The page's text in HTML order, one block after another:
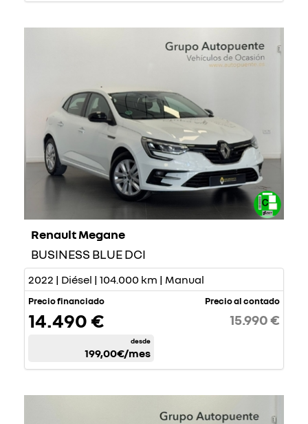
Renault Megane
BUSINESS BLUE DCI
2022 | Diésel | 104.000 km | Manual
Precio financiado
14.490 €
desde
199,00€/mes
Precio al contado
15.990 €